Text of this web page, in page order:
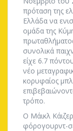
πρόταση της
Ελλάδα να
ομάδα της
συνολικά
είχε 6.7
νέο
κορυφαίος
τρόπο.
Ο Μάικλ
φόρογουρντ-